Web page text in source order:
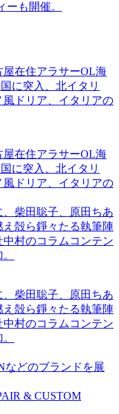
も開催。
在住アラサーOL海
に突入、北イタリ
ドリア、イタリアの
在住アラサーOL海
に突入、北イタリ
ドリア、イタリアの
、柴田聡子、原田ちあ
殻ら錚々たる執筆陣
村のコラムコンテン
、柴田聡子、原田ちあ
殻ら錚々たる執筆陣
村のコラムコンテン
などのブランドを展
& CUSTOM